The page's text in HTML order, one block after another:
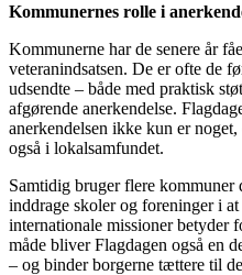
Kommunernes rolle i
Kommunerne har de senere år
veteranindsatsen. De er ofte de
udsendte – både med praktisk
afgørende anerkendelse.
anerkendelsen ikke kun er
også i lokalsamfundet.
Samtidig bruger flere kommuner
inddrage skoler og foreninger i
internationale missioner betyder
måde bliver Flagdagen også en
– og binder borgerne tættere til